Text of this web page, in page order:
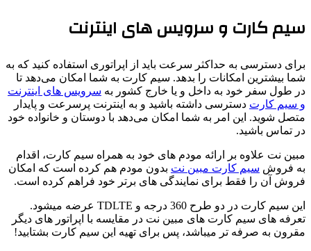
سیم کارت و سرویس های اینترنت
برای دسترسی به حداکثر سرعت باید از اپراتوری استفاده کنید که به
شما بیشترین امکانات را بدهد. سیم کارت به شما امکان می‌دهد تا
در طول سفر خود به داخل و یا خارج کشور به سرویس های اینترنت
و سیم کارت دسترسی داشته باشید و به اینترنت پرسرعت و پایدار
متصل شوید. این امر به شما امکان می‌دهد با دوستان و خانواده خود
در تماس باشید.
مبین نت علاوه بر ارائه مودم های خود به همراه سیم کارت، اقدام
به فروش سیم کارت مبین نت بدون مودم هم کرده است که امکان
فروش آن را فقط برای نمایندگی های برتر خود فراهم کرده است.
این سیم کارت در دو طرح 360 درجه و TDLTE عرضه میشود.
تعرفه های سیم کارت های مبین نت در مقایسه با اپراتور های دیگر
مقرون به صرفه تر میباشد، پس برای تهیه این سیم کارت بشتابید!